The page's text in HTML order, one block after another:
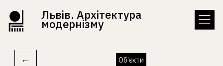
Львів. Архітектура
модернізму
← Об’єкти